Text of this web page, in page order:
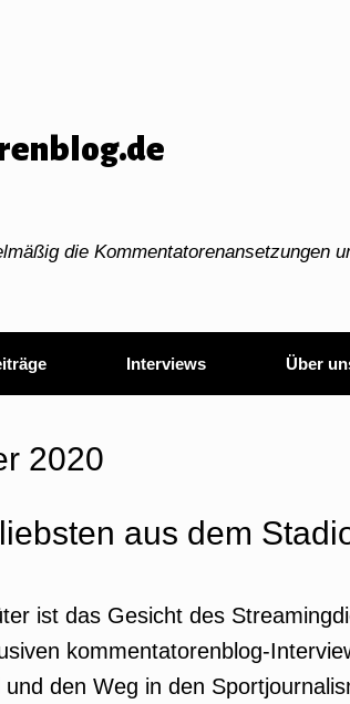
die Kommentatorenansetzungen
Interviews Über
2020
aus dem
ist das Gesicht des
kommentatorenblog-
den Weg in den